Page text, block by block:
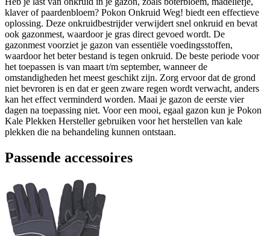
klaver of paardenbloem? Pokon Onkruid Weg! biedt een effectieve
oplossing. Deze onkruidbestrijder verwijdert snel onkruid en bevat
ook gazonmest, waardoor je gras direct gevoed wordt. De
gazonmest voorziet je gazon van essentiële voedingsstoffen,
waardoor het beter bestand is tegen onkruid. De beste periode voor
het toepassen is van maart t/m september, wanneer de
omstandigheden het meest geschikt zijn. Zorg ervoor dat de grond
niet bevroren is en dat er geen zware regen wordt verwacht, anders
kan het effect verminderd worden. Maai je gazon de eerste vier
dagen na toepassing niet. Voor een mooi, egaal gazon kun je Pokon
Kale Plekken Hersteller gebruiken voor het herstellen van kale
plekken die na behandeling kunnen ontstaan.
Passende accessoires